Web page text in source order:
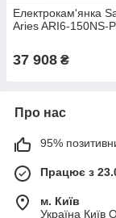
Електрокам'янка
Aries ARI6-150NS-P
37 908 ₴
Про нас
95%
Працює з
м. Київ
Україна Київ